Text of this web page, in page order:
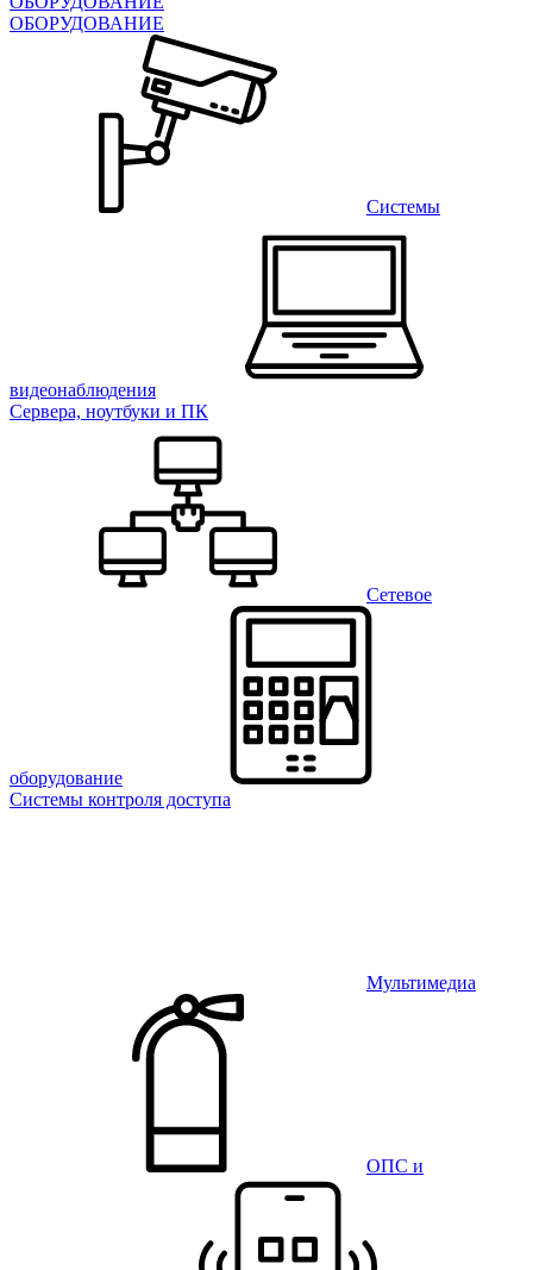
ОБОРУДОВАНИЕ
Системы
видеонаблюдения
Сервера, ноутбуки и ПК
Сетевое
оборудование
Системы контроля доступа
Мультимедиа
ОПС и